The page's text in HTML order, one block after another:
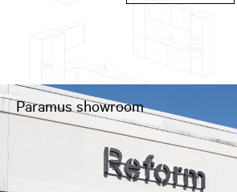
Paramus showroom